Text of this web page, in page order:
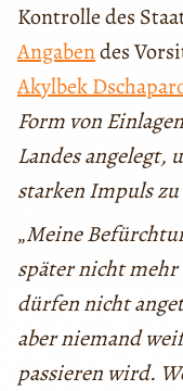
Kontrolle des
Angabendes
Akylbek
Form von
Landes angelegt,
starken Impuls
„Meine
später nicht
dürfen nicht
aber niemand
passieren wird.